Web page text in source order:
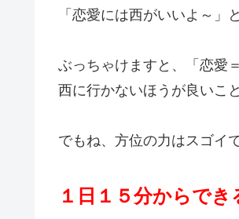
「恋愛には西がいいよ～」
ぶっちゃけますと、「恋愛
西に行かないほうが良いこ
でもね、方位の力はスゴイ
１日１５分からで